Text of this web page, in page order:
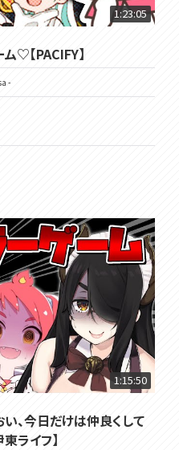
1:23:05
♡【PACIFY】
-
1:15:50
い、今日だけは仲良くして
ライフ】